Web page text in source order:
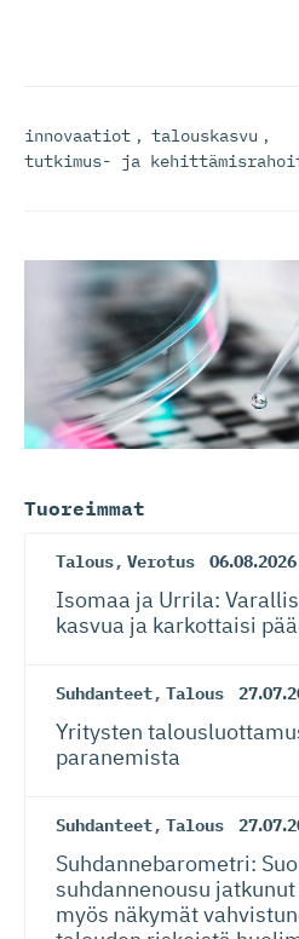
innovaatiot , talouskasvu ,
tutkimus- ja
Tuoreimmat
Talous, Verotus 06.08.2026
Isomaa ja Urrila:
kasvua ja karkottaisi
Suhdanteet, Talous
Yritysten
paranemista
Suhdanteet, Talous
Suhdanneba­ro­metri:
suhdannenousu
myös näkymät